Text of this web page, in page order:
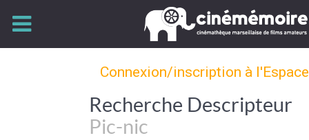
Connexion/inscription à
Recherche Descripteur
Pic-nic